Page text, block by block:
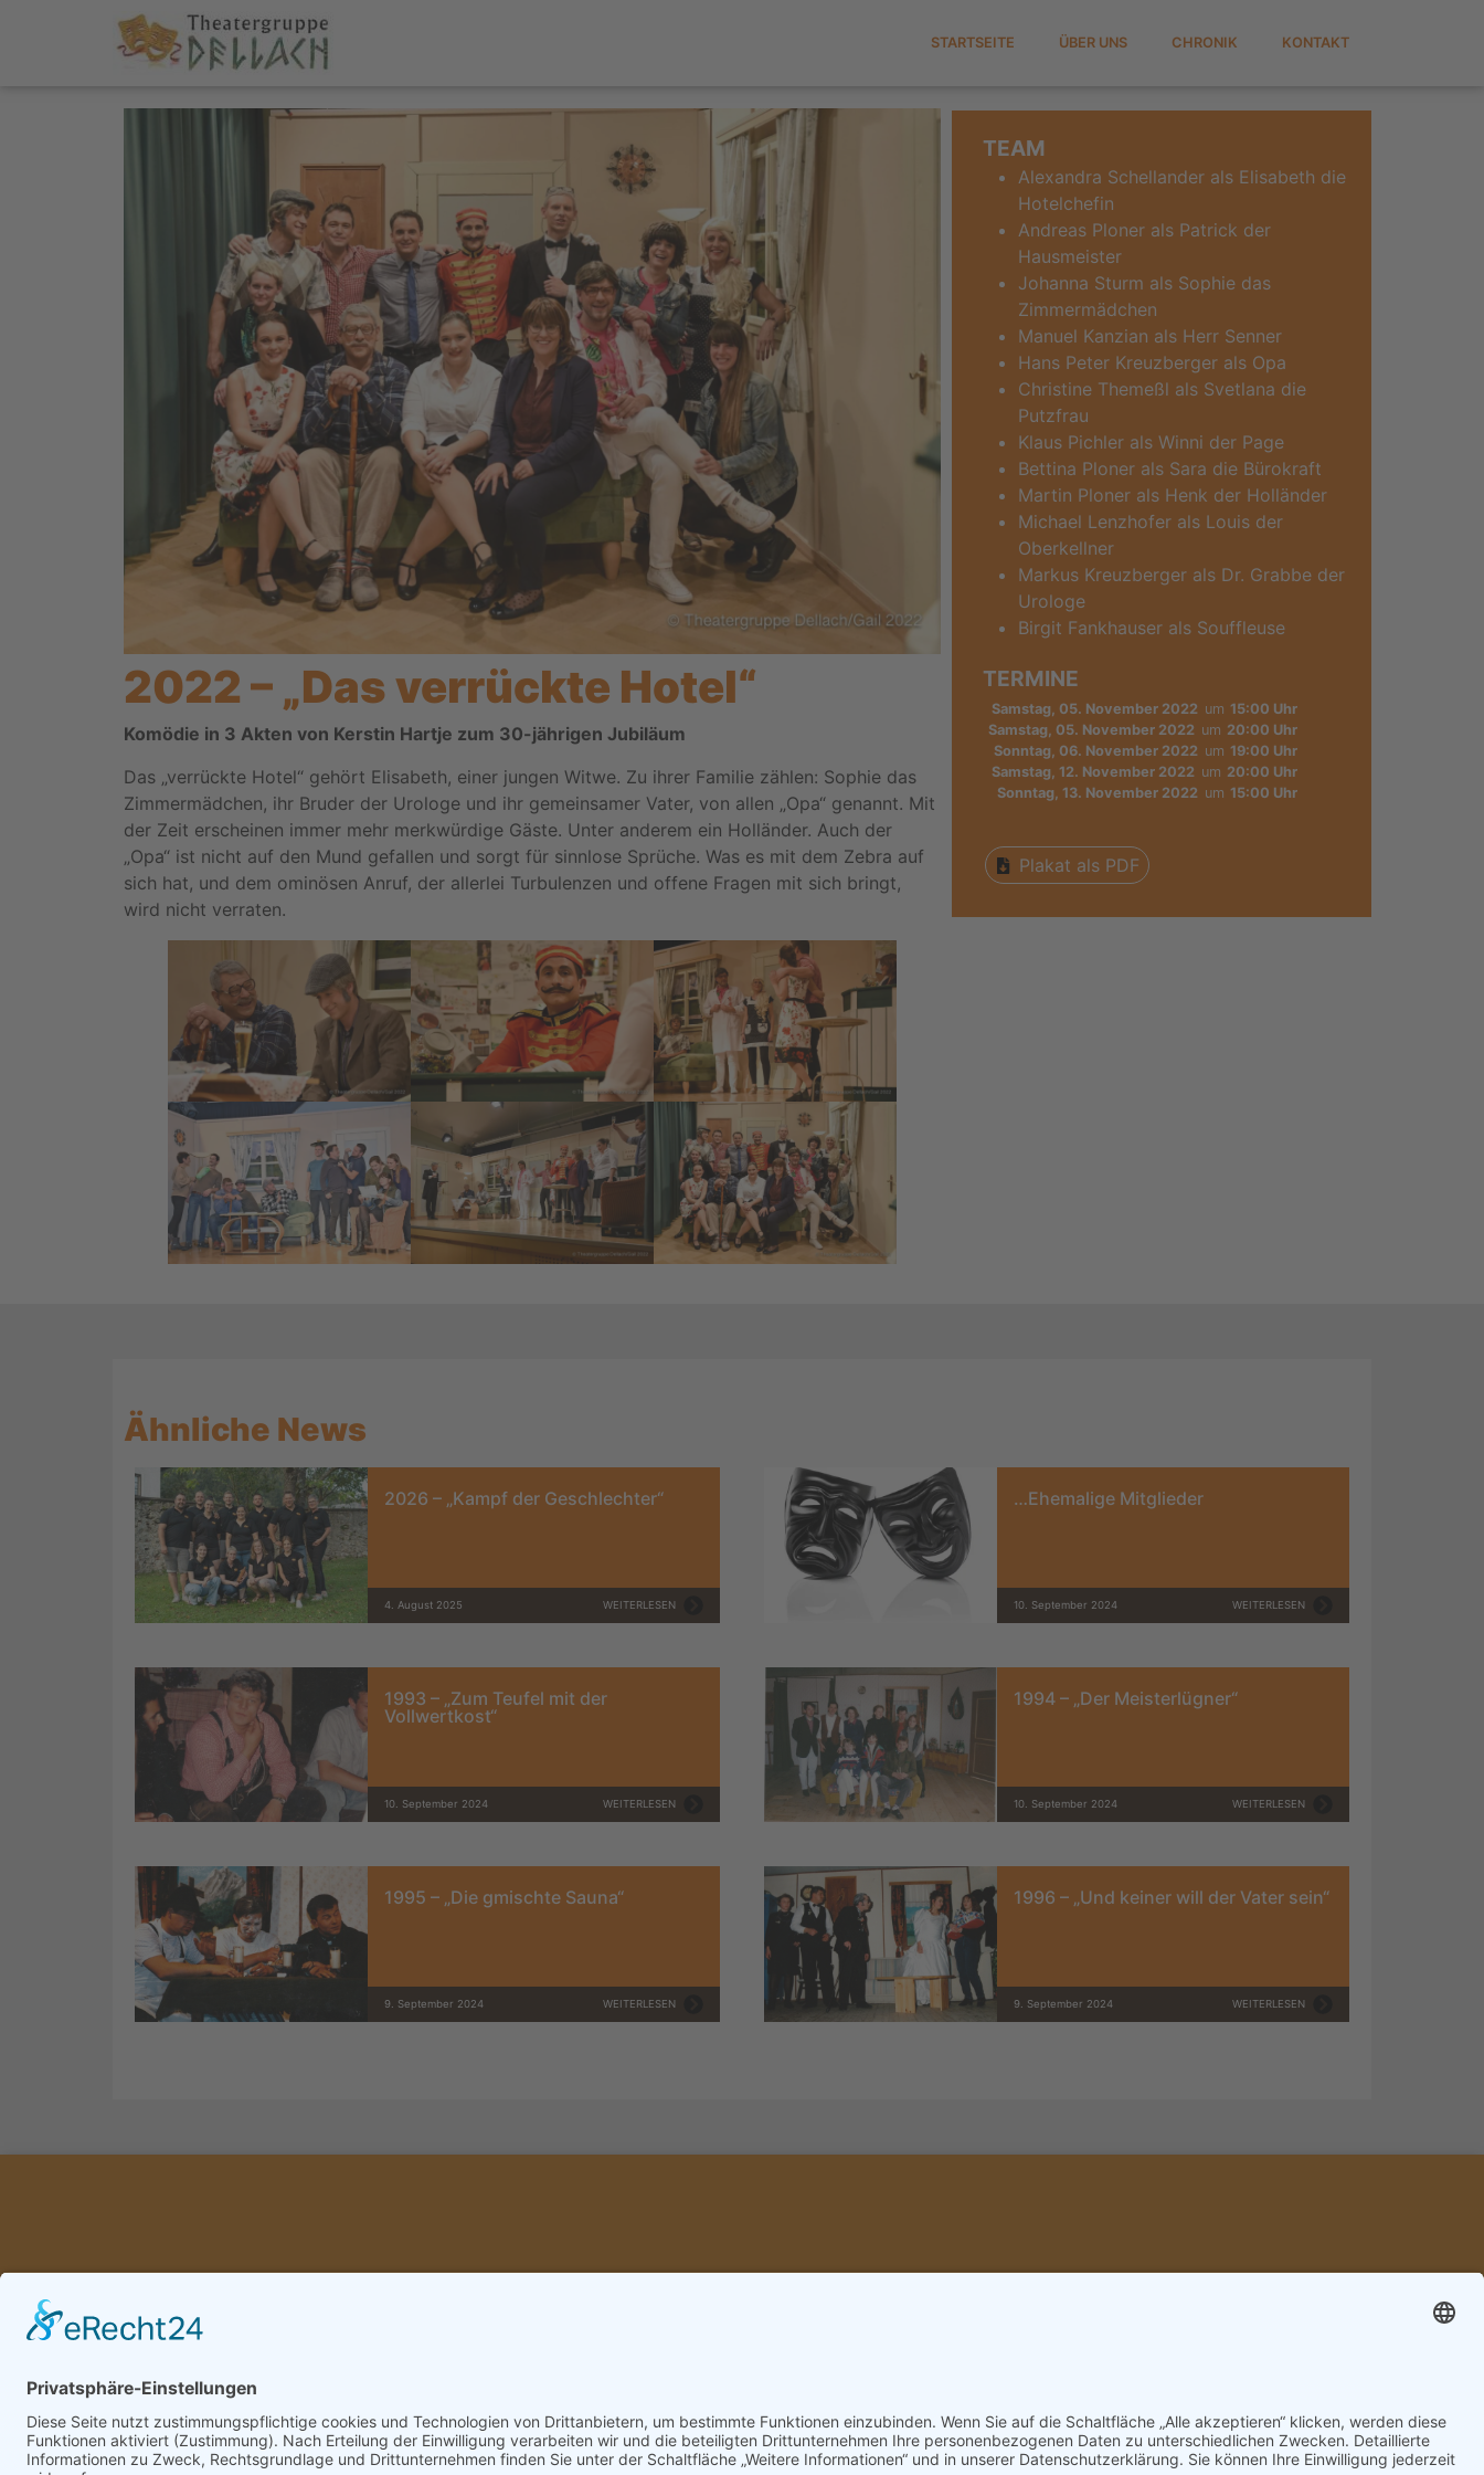
STARTSEITE ÜBER UNS CHRONIK KONTAKT
TEAM
Alexandra Schellander als Elisabeth die
Hotelchefin
Andreas Ploner als Patrick der
Hausmeister
Johanna Sturm als Sophie das
Zimmermädchen
Manuel Kanzian als Herr Senner
Hans Peter Kreuzberger als Opa
Christine Themeßl als Svetlana die
Putzfrau
Klaus Pichler als Winni der Page
Bettina Ploner als Sara die Bürokraft
Martin Ploner als Henk der Holländer
Michael Lenzhofer als Louis der
Oberkellner
Markus Kreuzberger als Dr. Grabbe der
Urologe
Birgit Fankhauser als Souffleuse
TERMINE
Samstag, 05. November 2022 um 15:00 Uhr
Samstag, 05. November 2022 um 20:00 Uhr
Sonntag, 06. November 2022 um 19:00 Uhr
Samstag, 12. November 2022 um 20:00 Uhr
Sonntag, 13. November 2022 um 15:00 Uhr
Plakat als PDF
2022 – „Das verrückte Hotel“
Komödie in 3 Akten von Kerstin Hartje zum 30-jährigen Jubiläum
Das „verrückte Hotel“ gehört Elisabeth, einer jungen Witwe. Zu ihrer Familie zählen: Sophie das
Zimmermädchen, ihr Bruder der Urologe und ihr gemeinsamer Vater, von allen „Opa“ genannt. Mit
der Zeit erscheinen immer mehr merkwürdige Gäste. Unter anderem ein Holländer. Auch der
„Opa“ ist nicht auf den Mund gefallen und sorgt für sinnlose Sprüche. Was es mit dem Zebra auf
sich hat, und dem ominösen Anruf, der allerlei Turbulenzen und offene Fragen mit sich bringt,
wird nicht verraten.
Ähnliche News
2026 – „Kampf der Geschlechter“
4. August 2025 WEITERLESEN
…Ehemalige Mitglieder
10. September 2024 WEITERLESEN
1993 – „Zum Teufel mit der
Vollwertkost“
10. September 2024 WEITERLESEN
1994 – „Der Meisterlügner“
10. September 2024 WEITERLESEN
1995 – „Die gmischte Sauna“
9. September 2024 WEITERLESEN
1996 – „Und keiner will der Vater sein“
9. September 2024 WEITERLESEN